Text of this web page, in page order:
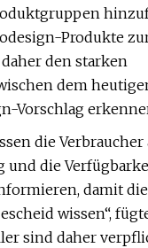
Produkte
den starken
dem
Vorschlag
die
und die
damit
wissen“,
sind daher